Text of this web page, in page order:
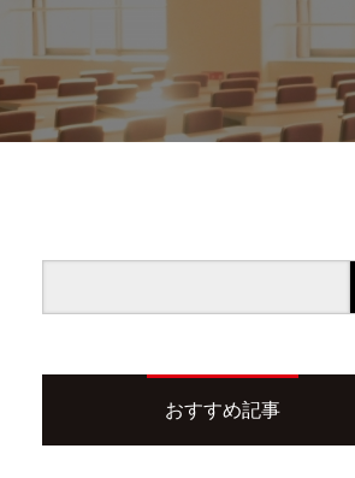
おすすめ記事